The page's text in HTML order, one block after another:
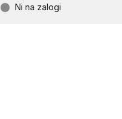
Ni na zalogi